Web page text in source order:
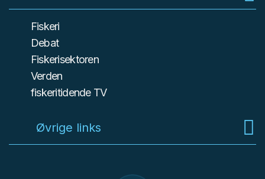
Fiskeri
Debat
Fiskerisektoren
Verden
fiskeritidende TV
Øvrige links